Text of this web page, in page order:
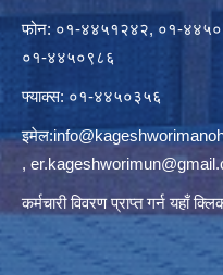
फोन: ०१-४४५१२४२, ०१-
०१-४४५०९८६
फ्याक्स: ०१-४४५०३५६
इमेल:
,
कर्मचारी विवरण प्राप्त गर्नयहाँ